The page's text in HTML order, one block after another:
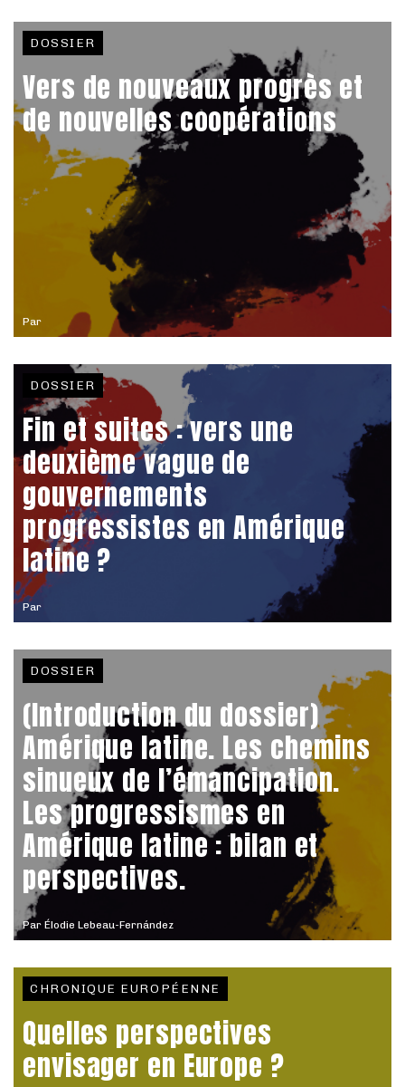
Par
DOSSIER
Vers de nouveaux progrès et
de nouvelles coopérations
Par
DOSSIER
Fin et suites : vers une
deuxième vague de
gouvernements
progressistes en Amérique
latine ?
Par Élodie Lebeau-Fernández
DOSSIER
(Introduction du dossier)
Amérique latine. Les chemins
sinueux de l’émancipation.
Les progressismes en
Amérique latine : bilan et
perspectives.
CHRONIQUE EUROPÉENNE
Quelles perspectives
envisager en Europe ?